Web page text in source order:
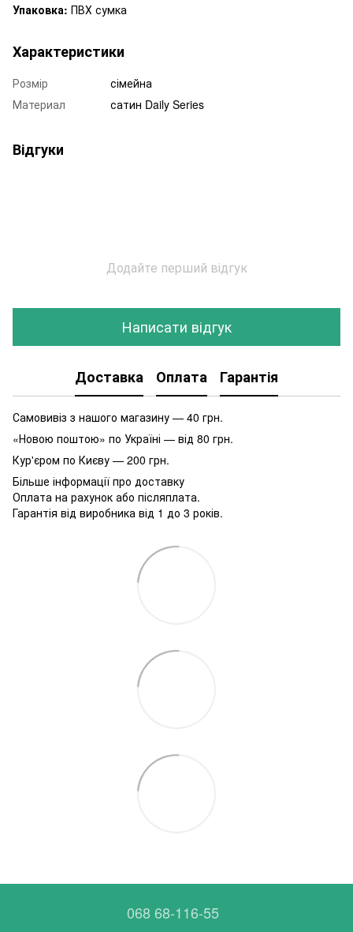
Упаковка: ПВХ сумка
Характеристики
Розмір
сімейна
Материал
сатин Daily Series
Відгуки
Додайте перший відгук
Написати відгук
Доставка Оплата Гарантія
Самовивіз з нашого магазину — 40 грн.
«Новою поштою» по Україні — від 80 грн.
Кур'єром по Києву — 200 грн.
Більше інформації про доставку
Оплата на рахунок або післяплата.
Гарантія від виробника від 1 до 3 років.
068 68-116-55